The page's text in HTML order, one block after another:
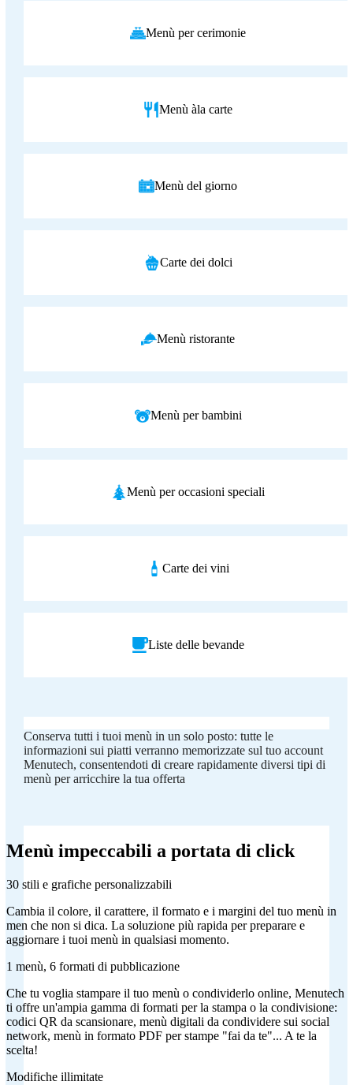
Menù per cerimonie
Menù àla carte
Menù del giorno
Carte dei dolci
Menù ristorante
Menù per bambini
Menù per occasioni speciali
Carte dei vini
Liste delle bevande
Conserva tutti i tuoi menù in un solo posto: tutte le
informazioni sui piatti verranno memorizzate sul tuo account
Menutech, consentendoti di creare rapidamente diversi tipi di
menù per arricchire la tua offerta
Menù impeccabili a portata di click
30 stili e grafiche personalizzabili
Cambia il colore, il carattere, il formato e i margini del tuo menù in
men che non si dica. La soluzione più rapida per preparare e
aggiornare i tuoi menù in qualsiasi momento.
1 menù, 6 formati di pubblicazione
Che tu voglia stampare il tuo menù o condividerlo online, Menutech
ti offre un'ampia gamma di formati per la stampa o la condivisione:
codici QR da scansionare, menù digitali da condividere sui social
network, menù in formato PDF per stampe "fai da te"... A te la
scelta!
Modifiche illimitate